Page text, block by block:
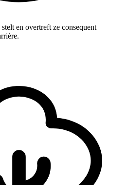
stelt en overtreft ze consequent